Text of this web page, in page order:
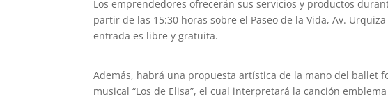
Los emprendedores ofrecerán sus servicios y productos
partir de las 15:30 horas sobre el Paseo de la Vida, Av.
entrada es libre y gratuita.
Además, habrá una propuesta artística de la mano del ballet
musical “Los de Elisa”, el cual interpretará la canción